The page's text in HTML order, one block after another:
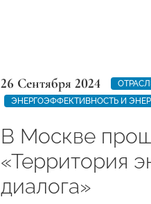
26 Сентября 2024
ЭНЕРГОЭФФЕКТИВНОСТЬ И
В Москве
«Территория
диалога»